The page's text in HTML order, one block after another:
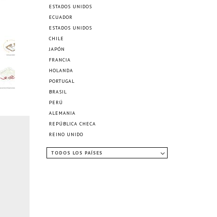
ESTADOS UNIDOS
ECUADOR
ESTADOS UNIDOS
CHILE
JAPÓN
FRANCIA
HOLANDA
PORTUGAL
BRASIL
PERÚ
ALEMANIA
REPÚBLICA CHECA
REINO UNIDO
TODOS LOS PAÍSES